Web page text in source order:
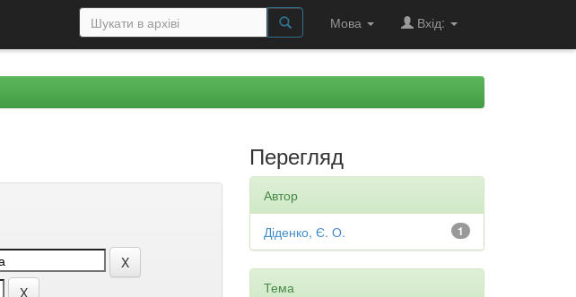
Мова Вхід:
Перегляд
Автор
1
Діденко, Є. О.
Тема